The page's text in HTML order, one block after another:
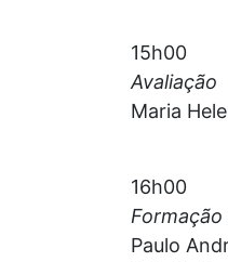
15h00
Avaliação
Maria
16h00
Paulo